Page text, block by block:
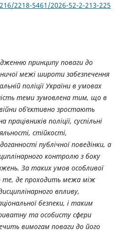
2218-5461/2026-52-2-213-225
принципу поваги до
межі широти забезпечення
поліції України в умовах
теми зумовлена тим, що в
об’єктивно зростають
поліції, суспільні
стійкості,
публічної поведінки, а
контролю з боку
За таких умов особливої
те, де проходить межа між
впливу,
безпеки, і таким
та особисту сфери
вимогам поваги до його